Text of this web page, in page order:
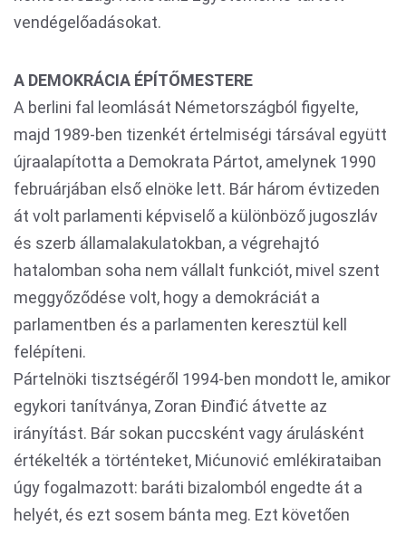
vendégelőadásokat.
A DEMOKRÁCIA ÉPÍTŐMESTERE
A berlini fal leomlását Németországból figyelte,
majd 1989-ben tizenkét értelmiségi társával együtt
újraalapította a Demokrata Pártot, amelynek 1990
februárjában első elnöke lett. Bár három évtizeden
át volt parlamenti képviselő a különböző jugoszláv
és szerb államalakulatokban, a végrehajtó
hatalomban soha nem vállalt funkciót, mivel szent
meggyőződése volt, hogy a demokráciát a
parlamentben és a parlamenten keresztül kell
felépíteni.
Pártelnöki tisztségéről 1994-ben mondott le, amikor
egykori tanítványa, Zoran Đinđić átvette az
irányítást. Bár sokan puccsként vagy árulásként
értékelték a történteket, Mićunović emlékirataiban
úgy fogalmazott: baráti bizalomból engedte át a
helyét, és ezt sosem bánta meg. Ezt követően